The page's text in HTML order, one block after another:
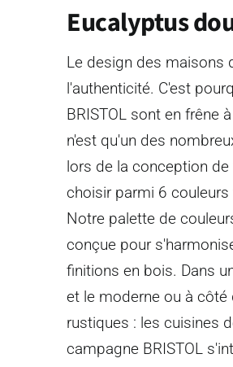
Eucalyptus
Le design des maisons
l'authenticité. C'est
BRISTOL sont en frêne
n'est qu'un des
lors de la conception
choisir parmi 6
Notre palette de
conçue pour
finitions en bois. Dans
et le moderne ou à
rustiques : les cuisines
campagne BRISTOL